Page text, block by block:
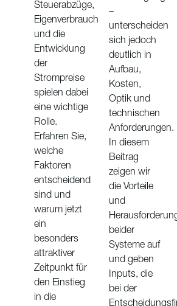
Steuerabzüge,
Eigenverbrauch
und die
Entwicklung
der
Strompreise
spielen dabei
eine wichtige
Rolle.
Erfahren Sie,
welche
Faktoren
entscheidend
sind und
warum jetzt
ein
besonders
attraktiver
Zeitpunkt für
den Einstieg
in die
–
unterscheiden
sich jedoch
deutlich in
Aufbau,
Kosten,
Optik und
technischen
Anforderungen.
In diesem
Beitrag
zeigen wir
die Vorteile
und
beider
Systeme auf
und geben
Inputs, die
bei der